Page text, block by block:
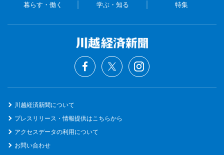
暮らす・働く 学ぶ・知る 特集
川越経済新聞について
プレスリリース・情報提供はこちらから
アクセスデータの利用について
お問い合わせ